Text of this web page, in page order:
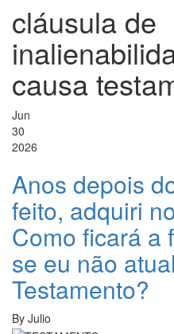
cláusula de
causa
Jun
30
2026
Anos depois
feito, adquiri
Como ficará a
se eu não
Testamento?
By Julio